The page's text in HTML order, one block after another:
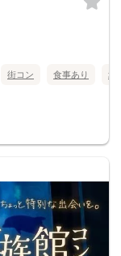
街コン 食事あり 埼